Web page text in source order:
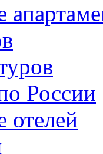
России
отелей